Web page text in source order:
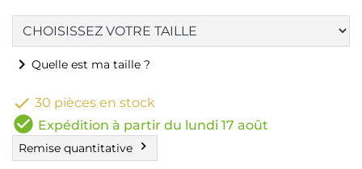
chevron_right Quelle est ma taille ?
 30 pièces en stock
check_circle Expédition à partir du lundi 17 août
Remise quantitative chevron_right